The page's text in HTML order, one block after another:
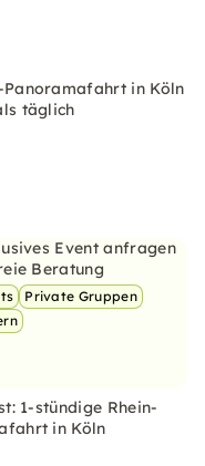
Panoramafahrt in Köln
täglich
Event anfragen
Beratung
Private Gruppen
1-stündige Rhein-
in Köln